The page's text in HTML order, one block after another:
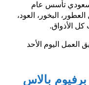
تأسس عام
البخور، العود،
الأذواق.
العمل اليوم الأحد
بالاس